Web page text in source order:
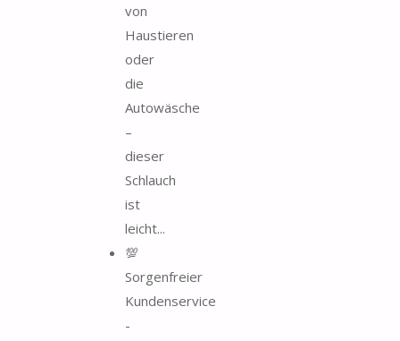
von
Haustieren
oder
die
Autowäsche
–
dieser
Schlauch
ist
leicht...
💯
Sorgenfreier
Kundenservice
-